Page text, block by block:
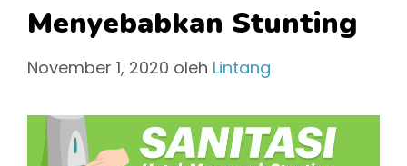
Menyebabkan Stunting
November 1, 2020 oleh Lintang